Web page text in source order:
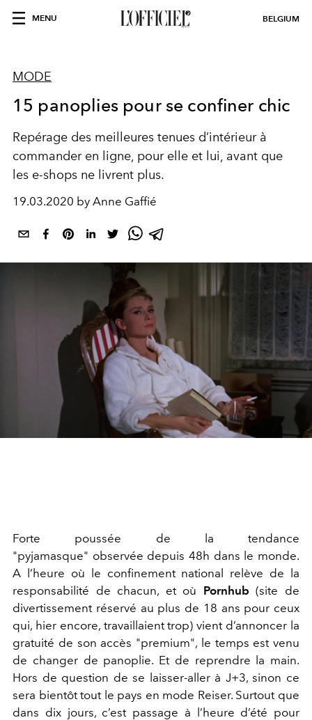
MENU BELGIUM
MODE
15 panoplies pour se confiner chic
Repérage des meilleures tenues d’intérieur à
commander en ligne, pour elle et lui, avant que
les e-shops ne livrent plus.
19.03.2020 by Anne Gaffié
Forte poussée de la tendance
"pyjamasque" observée depuis 48h dans le monde.
A l’heure où le confinement national relève de la
responsabilité de chacun, et où Pornhub (site de
divertissement réservé au plus de 18 ans pour ceux
qui, hier encore, travaillaient trop) vient d’annoncer la
gratuité de son accès "premium", le temps est venu
de changer de panoplie. Et de reprendre la main.
Hors de question de se laisser-aller à J+3, sinon ce
sera bientôt tout le pays en mode Reiser. Surtout que
dans dix jours, c’est passage à l’heure d’été pour